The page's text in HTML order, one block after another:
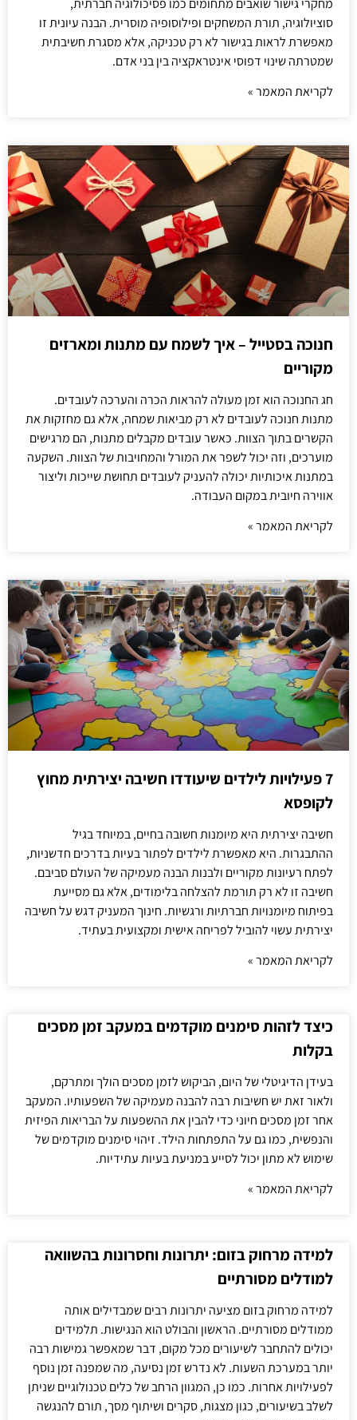
סוציולוגיה, תורת המשחקים ופילוסופיה מוסרית. הבנה עיונית זו
מאפשרת לראות בגישור לא רק טכניקה, אלא מסגרת חשיבתית
שמטרתה שינוי דפוסי אינטראקציה בין בני אדם.
לקריאת המאמר »
חנוכה בסטייל – איך לשמח עם מתנות ומארזים
מקוריים
חג החנוכה הוא זמן מעולה להראות הכרה והערכה לעובדים.
מתנות חנוכה לעובדים לא רק מביאות שמחה, אלא גם מחזקות את
הקשרים בתוך הצוות. כאשר עובדים מקבלים מתנות, הם מרגישים
מוערכים, וזה יכול לשפר את המורל והמחויבות של הצוות. השקעה
במתנות איכותיות יכולה להעניק לעובדים תחושת שייכות וליצור
אווירה חיובית במקום העבודה.
לקריאת המאמר »
7 פעילויות לילדים שיעודדו חשיבה יצירתית מחוץ
לקופסא
חשיבה יצירתית היא מיומנות חשובה בחיים, במיוחד בגיל
ההתבגרות. היא מאפשרת לילדים לפתור בעיות בדרכים חדשניות,
לפתח רעיונות מקוריים ולבנות הבנה מעמיקה של העולם סביבם.
חשיבה זו לא רק תורמת להצלחה בלימודים, אלא גם מסייעת
בפיתוח מיומנויות חברתיות ורגשיות. חינוך המעניק דגש על חשיבה
יצירתית עשוי להוביל לפריחה אישית ומקצועית בעתיד.
לקריאת המאמר »
כיצד לזהות סימנים מוקדמים במעקב זמן מסכים
בקלות
בעידן הדיגיטלי של היום, הביקוש לזמן מסכים הולך ומתרקם,
ולאור זאת יש חשיבות רבה להבנה מעמיקה של השפעותיו. המעקב
אחר זמן מסכים חיוני כדי להבין את ההשפעות על הבריאות הפיזית
והנפשית, כמו גם על התפתחות הילד. זיהוי סימנים מוקדמים של
שימוש לא מתון יכול לסייע במניעת בעיות עתידיות.
לקריאת המאמר »
למידה מרחוק בזום: יתרונות וחסרונות בהשוואה
למודלים מסורתיים
למידה מרחוק בזום מציעה יתרונות רבים שמבדילים אותה
ממודלים מסורתיים. הראשון והבולט הוא הנגישות. תלמידים
יכולים להתחבר לשיעורים מכל מקום, דבר שמאפשר גמישות רבה
יותר במערכת השעות. לא נדרש זמן נסיעה, מה שמפנה זמן נוסף
לפעילויות אחרות. כמו כן, המגוון הרחב של כלים טכנולוגיים שניתן
לשלב בשיעורים, כגון מצגות, סקרים ושיתוף מסך, תורם להנגשה